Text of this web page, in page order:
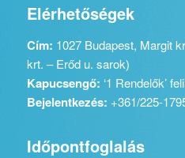
Elérhetőségek
Cím: 1027 Budapest, Margit
krt. – Erőd u. sarok)
Kapucsengő: ‘1 Rendelők’
Bejelentkezés: +361/225-
Időpontfoglalás